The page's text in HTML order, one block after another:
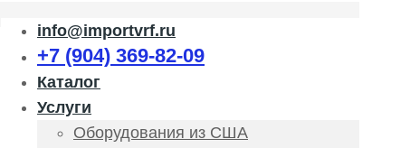
info@importvrf.ru
+7 (904) 369-82-09
Каталог
Услуги
Оборудования из США